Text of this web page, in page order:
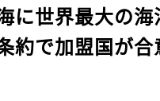
に世界最大の
約で加盟国が合